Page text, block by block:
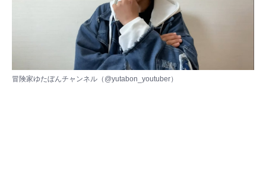
冒険家ゆたぼんチャンネル（ @yutabon_youtuber）